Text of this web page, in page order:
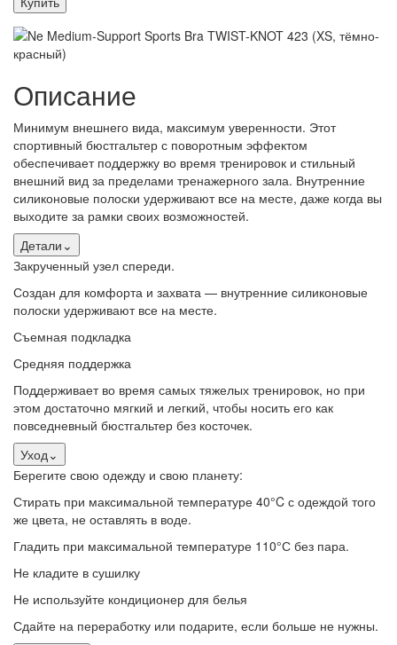
Описание
Минимум внешнего вида, максимум уверенности. Этот
спортивный бюстгальтер с поворотным эффектом
обеспечивает поддержку во время тренировок и стильный
внешний вид за пределами тренажерного зала. Внутренние
силиконовые полоски удерживают все на месте, даже когда вы
выходите за рамки своих возможностей.
Детали ⌄
Закрученный узел спереди.
Создан для комфорта и захвата — внутренние силиконовые
полоски удерживают все на месте.
Съемная подкладка
Средняя поддержка
Поддерживает во время самых тяжелых тренировок, но при
этом достаточно мягкий и легкий, чтобы носить его как
повседневный бюстгальтер без косточек.
Уход⌄
Берегите свою одежду и свою планету:
Стирать при максимальной температуре 40°C с одеждой того
же цвета, не оставлять в воде.
Гладить при максимальной температуре 110°С без пара.
Не кладите в сушилку
Не используйте кондиционер для белья
Сдайте на переработку или подарите, если больше не нужны.